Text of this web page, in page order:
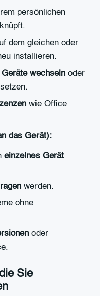
persönlichen
dem gleichen oder
installieren.
Geräte wechseln oder
wie Office
das Gerät):
einzelnes Gerät
werden.
ohne
oder
Sie